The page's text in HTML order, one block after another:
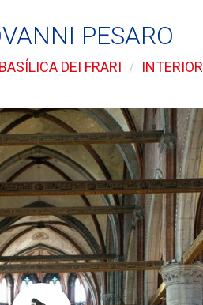
PESARO
BASÍLICA DEI FRARI INTERIOR